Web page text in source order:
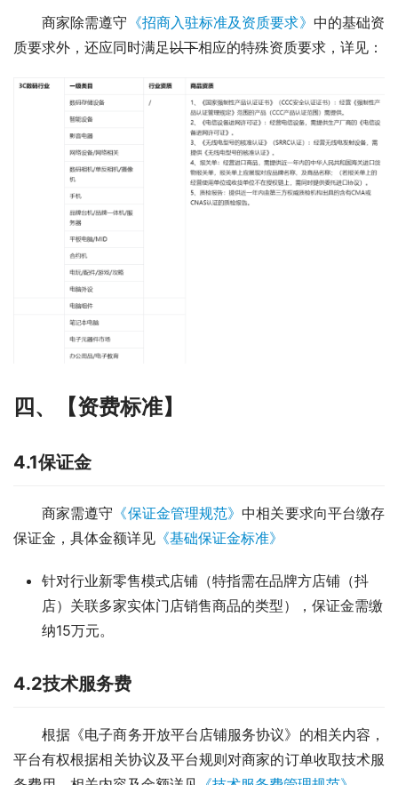
商家除需遵守 《招商入驻标准及资质要求》 中的基础资
质要求外，还应同时满足以下相应的特殊资质要求，详见：
四、 【资费标准】
4.1保证金
商家需遵守 《保证金管理规范》中相关要求向平台缴存
保证金，具体金额详见 《基础保证金标准》
针对行业新零售模式店铺（特指需在品牌方店铺（抖
店）关联多家实体门店销售商品的类型），保证金需缴
纳15万元。
4.2技术服务费
根据《电子商务开放平台店铺服务协议》的相关内容，
平台有权根据相关协议及平台规则对商家的订单收取技术服